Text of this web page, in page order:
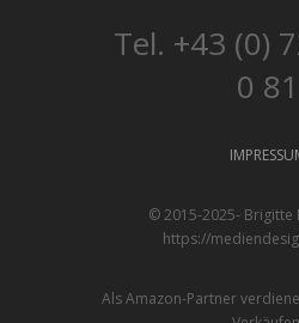
Tel. +43 (0)
0 81
© 2015-2025- Brigitte
https://
Als Amazon-Partner